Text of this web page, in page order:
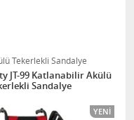
Tekerlekli Sandalye
JT-99 Katlanabilir Akülü
Sandalye
YENI